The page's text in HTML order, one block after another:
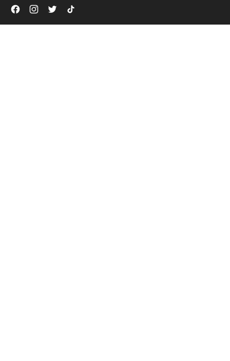
FacebookInstagramTwitter TikTok